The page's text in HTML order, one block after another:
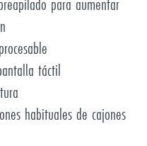
táctil
habituales de cajones